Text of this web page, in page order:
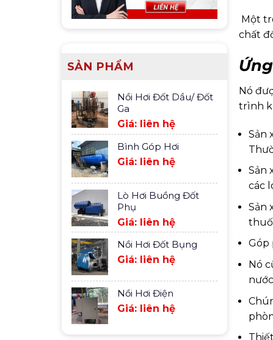
SẢN PHẨM
Nồi Hơi Đốt Dầu/ Đốt
Ga
Giá: liên hệ
Bình Góp Hơi
Giá: liên hệ
Lò Hơi Buồng Đốt
Phụ
Giá: liên hệ
Nồi Hơi Đốt Bụng
Giá: liên hệ
Nồi Hơi Điện
Giá: liên hệ
Một
chất
Nó
trình
Sản
Sản
các
Sản
Góp
Nó